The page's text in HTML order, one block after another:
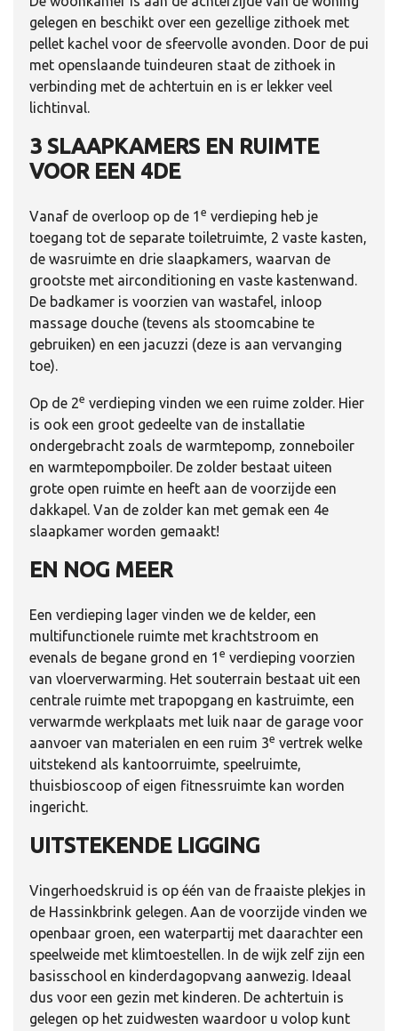
gelegen en beschikt over een gezellige zithoek met
pellet kachel voor de sfeervolle avonden. Door de pui
met openslaande tuindeuren staat de zithoek in
verbinding met de achtertuin en is er lekker veel
lichtinval.
3 SLAAPKAMERS EN RUIMTE
VOOR EEN 4DE
Vanaf de overloop op de 1 e verdieping heb je
toegang tot de separate toiletruimte, 2 vaste kasten,
de wasruimte en drie slaapkamers, waarvan de
grootste met airconditioning en vaste kastenwand.
De badkamer is voorzien van wastafel, inloop
massage douche (tevens als stoomcabine te
gebruiken) en een jacuzzi (deze is aan vervanging
toe).
Op de 2e verdieping vinden we een ruime zolder. Hier
is ook een groot gedeelte van de installatie
ondergebracht zoals de warmtepomp, zonneboiler
en warmtepompboiler. De zolder bestaat uiteen
grote open ruimte en heeft aan de voorzijde een
dakkapel. Van de zolder kan met gemak een 4e
slaapkamer worden gemaakt!
EN NOG MEER
Een verdieping lager vinden we de kelder, een
multifunctionele ruimte met krachtstroom en
evenals de begane grond en 1 e verdieping voorzien
van vloerverwarming. Het souterrain bestaat uit een
centrale ruimte met trapopgang en kastruimte, een
verwarmde werkplaats met luik naar de garage voor
aanvoer van materialen en een ruim 3e vertrek welke
uitstekend als kantoorruimte, speelruimte,
thuisbioscoop of eigen fitnessruimte kan worden
ingericht.
UITSTEKENDE LIGGING
Vingerhoedskruid is op één van de fraaiste plekjes in
de Hassinkbrink gelegen. Aan de voorzijde vinden we
openbaar groen, een waterpartij met daarachter een
speelweide met klimtoestellen. In de wijk zelf zijn een
basisschool en kinderdagopvang aanwezig. Ideaal
dus voor een gezin met kinderen. De achtertuin is
gelegen op het zuidwesten waardoor u volop kunt